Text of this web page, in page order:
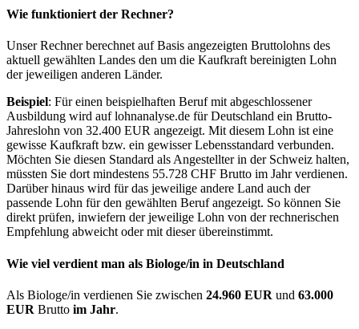
Wie funktioniert der Rechner?
Unser Rechner berechnet auf Basis angezeigten Bruttolohns des
aktuell gewählten Landes den um die Kaufkraft bereinigten Lohn
der jeweiligen anderen Länder.
Beispiel: Für einen beispielhaften Beruf mit abgeschlossener
Ausbildung wird auf lohnanalyse.de für Deutschland ein Brutto-
Jahreslohn von 32.400 EUR angezeigt. Mit diesem Lohn ist eine
gewisse Kaufkraft bzw. ein gewisser Lebensstandard verbunden.
Möchten Sie diesen Standard als Angestellter in der Schweiz halten,
müssten Sie dort mindestens 55.728 CHF Brutto im Jahr verdienen.
Darüber hinaus wird für das jeweilige andere Land auch der
passende Lohn für den gewählten Beruf angezeigt. So können Sie
direkt prüfen, inwiefern der jeweilige Lohn von der rechnerischen
Empfehlung abweicht oder mit dieser übereinstimmt.
Wie viel verdient man als Biologe/in in Deutschland
Als Biologe/in verdienen Sie zwischen 24.960 EUR und 63.000
EUR Brutto im Jahr.